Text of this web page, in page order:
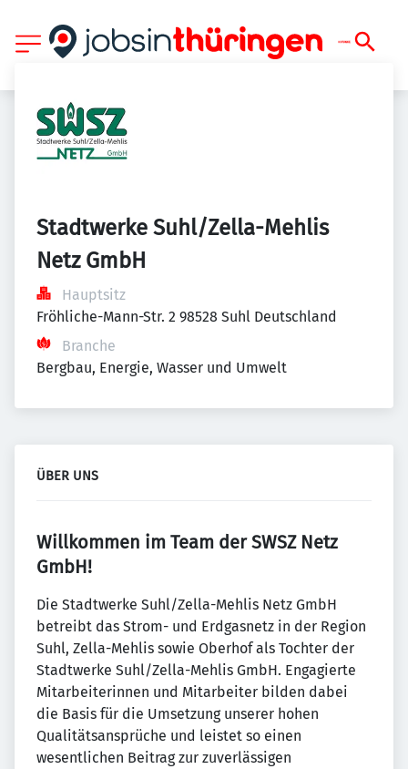
Stadtwerke Suhl/Zella-Mehlis
Netz GmbH
Hauptsitz
Fröhliche-Mann-Str. 2 98528 Suhl Deutschland
Branche
Bergbau, Energie, Wasser und Umwelt
ÜBER UNS
Willkommen im Team der SWSZ Netz
GmbH!
Die Stadtwerke Suhl/Zella-Mehlis Netz GmbH
betreibt das Strom- und Erdgasnetz in der Region
Suhl, Zella-Mehlis sowie Oberhof als Tochter der
Stadtwerke Suhl/Zella-Mehlis GmbH. Engagierte
Mitarbeiterinnen und Mitarbeiter bilden dabei
die Basis für die Umsetzung unserer hohen
Qualitätsansprüche und leistet so einen
wesentlichen Beitrag zur zuverlässigen